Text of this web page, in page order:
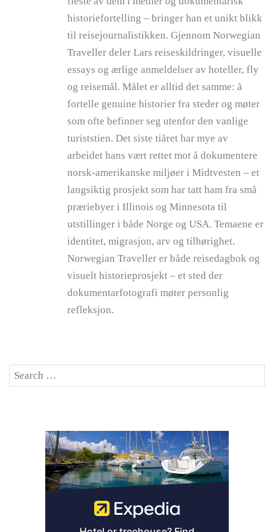
historiefortelling – bringer han et unikt blikk
til reisejournalistikken. Gjennom Norwegian
Traveller deler Lars reiseskildringer, visuelle
essays og ærlige anmeldelser av hoteller, fly
og reisemål. Målet er alltid det samme: å
fortelle genuine historier fra steder og møter
som ofte befinner seg utenfor den vanlige
turiststien. Det siste tiåret har mye av
arbeidet hans vært rettet mot å dokumentere
norsk-amerikanske miljøer i Midtvesten – et
langsiktig prosjekt som har tatt ham fra små
præriebyer i Illinois og Minnesota til
utstillinger i både Norge og USA. Temaene er
identitet, migrasjon, arv og tilhørighet.
Norwegian Traveller er både reisedagbok og
visuelt historieprosjekt – et sted der
dokumentarfotografi møter personlig
refleksjon.
Search